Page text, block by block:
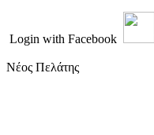
Login with Facebook
Νέος Πελάτης